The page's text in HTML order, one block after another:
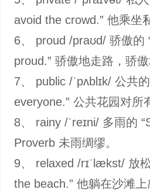
avoid the crowd.” 他乘坐
6、 proud /praʊd/ 骄傲的
proud.” 骄傲地走路，骄
7、 public /ˈpʌblɪk/ 公共
everyone.” 公共花园对所
8、 rainy /ˈreɪni/ 多雨的
Proverb 未雨绸缪。
9、 relaxed /rɪˈlækst/ 放
the beach.” 他躺在沙滩上